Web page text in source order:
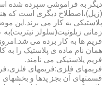
دیگر به فراموشی سپرده شده
(زیل)،اصطلاح دیگری است که
پلاستیکی به کار می برند.این
زمانی زیلونیت(سلولز
فریم ها به کار برده می
همان نام ماده ی پلاستیک را به
فریم پلاستیکی می نامند.
فریمهای فلزی:فریمهای
قسمتهای آن بجز پدها و بخشهای